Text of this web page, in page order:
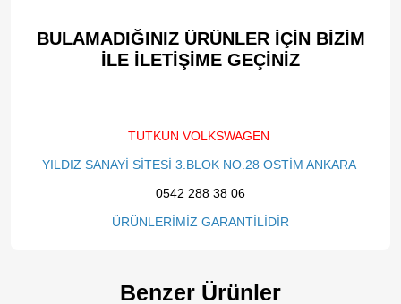
BULAMADIĞINIZ ÜRÜNLER İÇİN BİZİM
İLE İLETİŞİME GEÇİNİZ​
TUTKUN VOLKSWAGEN
YILDIZ SANAYİ SİTESİ 3.BLOK NO.28 OSTİM ANKARA
0542 288 38 06
ÜRÜNLERİMİZ GARANTİLİDİR
Benzer Ürünler